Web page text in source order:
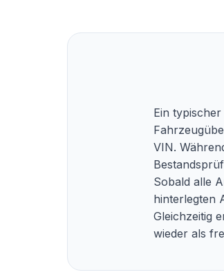
Ein
VIN.
Sobald alle
hinterlegten
Gleichzeitig
wieder als